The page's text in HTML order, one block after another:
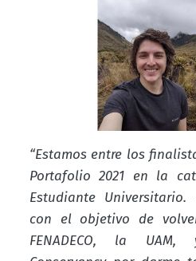
“Estamos entre los
Portafolio 2021 en la
Estudiante
con el objetivo de
FENADECO, la